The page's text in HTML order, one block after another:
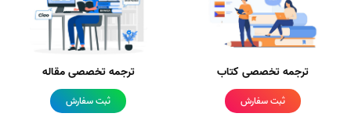
ترجمه تخصصی کتاب
ثبت سفارش
ترجمه تخصصی مقاله
ثبت سفارش